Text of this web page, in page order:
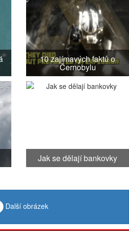
10 zajímavých faktů o
Černobylu
Jak se dělají bankovky
Další obrázek